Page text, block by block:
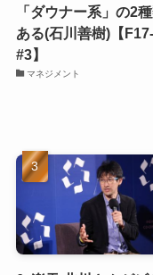
「ダウナー系」の2
ある(石川善樹)【
#3】
マネジメント